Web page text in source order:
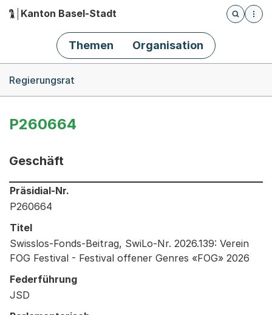
Hauptnavigation
Kanton Basel-Stadt
Öffnet
Themen Organisation
Regierungsrat
P260664
Geschäft
Informationen zum Ausgewählten Geschäft
Präsidial-Nr.
P260664
Titel
Swisslos-Fonds-Beitrag, SwiLo-Nr. 2026.139: Verein
FOG Festival - Festival offener Genres «FOG» 2026
Federführung
JSD